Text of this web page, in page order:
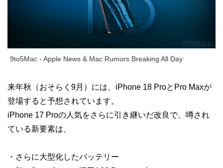
9to5Mac - Apple News & Mac Rumors Breaking All Day
来年秋（おそらく9月）には、iPhone 18 ProとPro Maxが
登場すると予想されています。
iPhone 17 Proの人気をさらに引き継いだ改良で、噂され
ている新要素は、
・さらに大型化したバッテリー